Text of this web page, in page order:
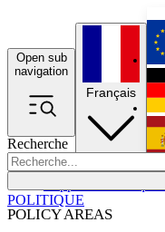
Open sub
navigation
Recherche
POLICY AREAS
Français
POLITIQUE